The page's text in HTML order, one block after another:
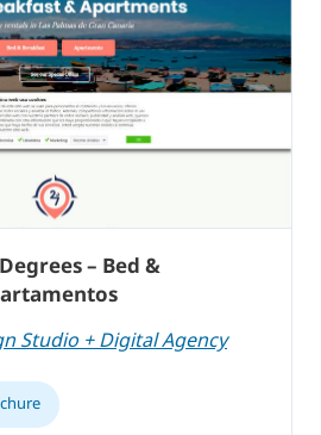
– Bed &
Studio + Digital Agency